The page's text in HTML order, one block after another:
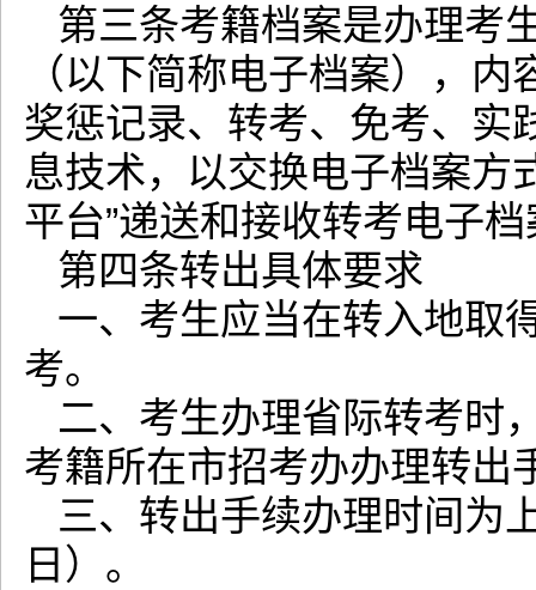
第三条考籍档案是办理考
（以下简称电子档案），
奖惩记录、转考、免考、实
息技术，以交换电子档案方
平台”递送和接收转考电子
第四条转出具体要求
一、考生应当在转入地取
考。
二、考生办理省际转考时
考籍所在市招考办办理转出
三、转出手续办理时间为
日）。